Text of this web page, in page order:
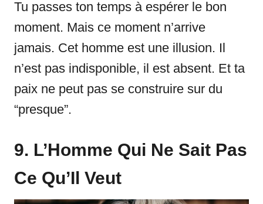
Tu passes ton temps à espérer le bon
moment. Mais ce moment n’arrive
jamais. Cet homme est une illusion. Il
n’est pas indisponible, il est absent. Et ta
paix ne peut pas se construire sur du
“presque”.
9. L’Homme Qui Ne Sait Pas
Ce Qu’Il Veut